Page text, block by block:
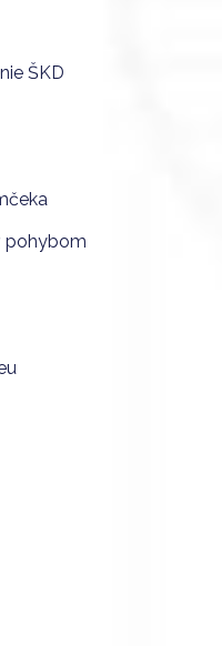
ŠKD
pohybom